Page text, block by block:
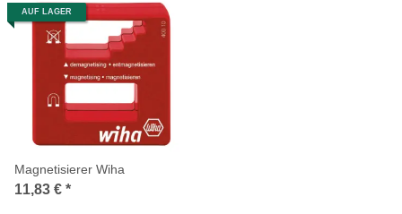
AUF LAGER
Magnetisierer Wiha
11,83 € *